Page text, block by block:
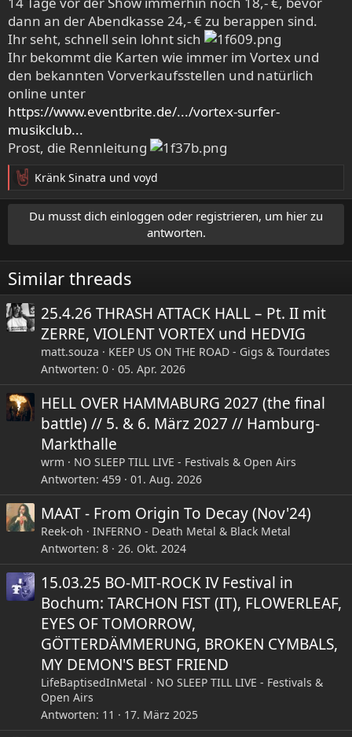
dann an der Abendkasse 24,- € zu berappen sind.
Ihr seht, schnell sein lohnt sich
Ihr bekommt die Karten wie immer im Vortex und
den bekannten Vorverkaufsstellen und natürlich
online unter
https://www.eventbrite.de/.../vortex-surfer-
musikclub...
Prost, die Rennleitung
R
e
t
i
o
n
e
n
:
Kränk Sinatra und voyd
Du musst dich einloggen oder registrieren, um hier zu
antworten.
Similar threads
25.4.26 THRASH ATTACK HALL – Pt. II mit
ZERRE, VIOLENT VORTEX und HEDVIG
matt.souza
KEEP US ON THE ROAD - Gigs & Tourdates
Antworten 0 05. Apr. 2026
HELL OVER HAMMABURG 2027 (the final
battle) // 5. & 6. März 2027 // Hamburg-
Markthalle
wrm
NO SLEEP TILL LIVE - Festivals & Open Airs
Antworten 459 01. Aug. 2026
MAAT - From Origin To Decay (Nov'24)
Reek-oh
INFERNO - Death Metal & Black Metal
Antworten 8 26. Okt. 2024
15.03.25 BO-MIT-ROCK IV Festival in
Bochum: TARCHON FIST (IT), FLOWERLEAF,
EYES OF TOMORROW,
GÖTTERDÄMMERUNG, BROKEN CYMBALS,
MY DEMON'S BEST FRIEND
LifeBaptisedInMetal
NO SLEEP TILL LIVE - Festivals &
Open Airs
Antworten 11 17. März 2025